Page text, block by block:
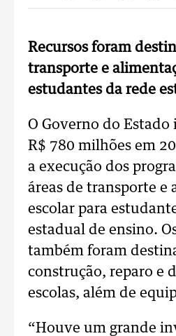
Recursos foram
transporte e
estudantes da rede
O Governo do
R$ 780 milhões em
a execução dos
áreas de transporte e
escolar para
estadual de ensino.
também foram
construção, reparo e
escolas, além de
“Houve um grande